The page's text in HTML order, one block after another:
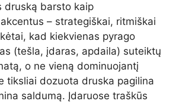
druską barsto kaip
– strategiškai, ritmiškai
kad kiekvienas pyrago
(tešla, įdaras, apdaila) suteiktų
o ne vieną dominuojantį
tiksliai dozuota druska pagilina
saldumą. Įdaruose traškūs